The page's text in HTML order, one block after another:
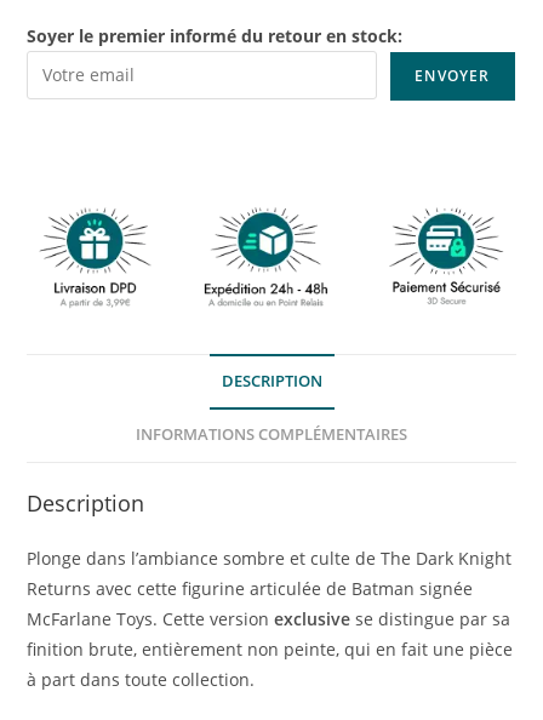
Soyer le premier informé du retour en stock:
DESCRIPTION
INFORMATIONS COMPLÉMENTAIRES
Description
Plonge dans l’ambiance sombre et culte deThe Dark Knight
Returns avec cette figurine articulée de Batman signée
McFarlane Toys. Cette versionexclusive se distingue par sa
finition brute, entièrement non peinte, qui en fait une pièce
à part dans toute collection.